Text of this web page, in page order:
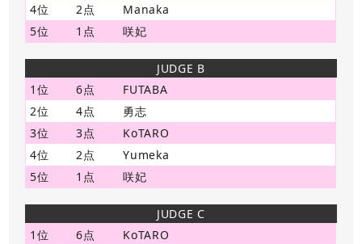
4位
2点
Manaka
5位
1点 咲妃
JUDGE B
1位
6点
FUTABA
2位
4点
勇志
3位
3点
KoTARO
4位
2点
Yumeka
5位
1点 咲妃
JUDGE C
1位
6点
KoTARO